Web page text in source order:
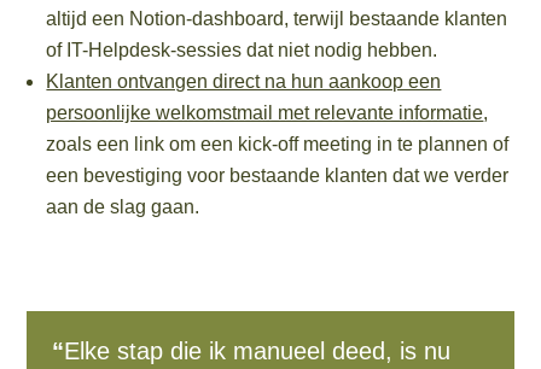
altijd een Notion-dashboard, terwijl bestaande klanten
of IT-Helpdesk-sessies dat niet nodig hebben.
Klanten ontvangen direct na hun aankoop een
persoonlijke welkomstmail met relevante informatie,
zoals een link om een kick-off meeting in te plannen of
een bevestiging voor bestaande klanten dat we verder
aan de slag gaan.
“Elke stap die ik manueel deed, is nu